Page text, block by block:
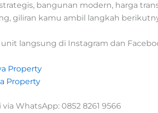
bangunan modern, harga
giliran kamu ambil langkah
langsung di Instagram dan
Property
Property
WhatsApp: 0852 8261 9566